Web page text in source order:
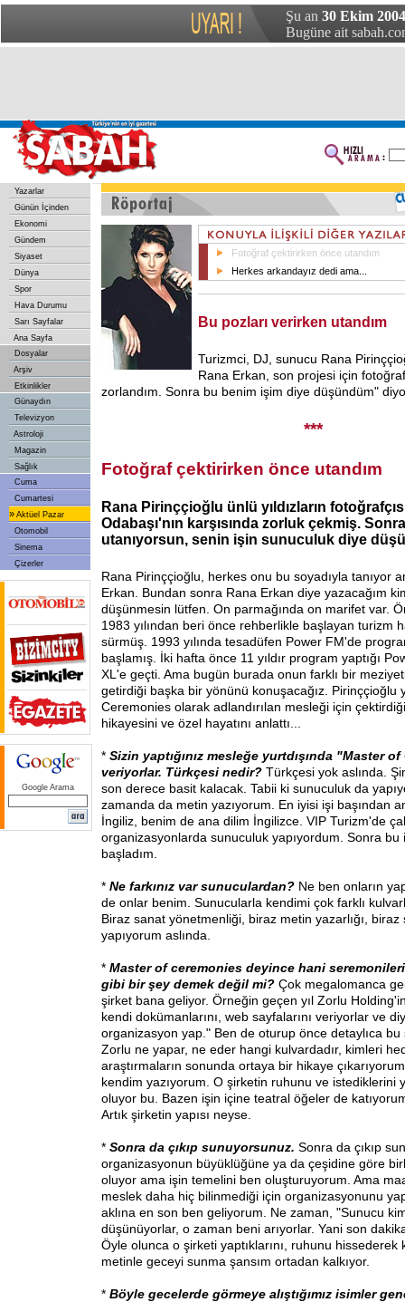
Şu an 30 Ekim
Bugüne ait
Yazarlar
Günün İçinden
Ekonomi
Gündem
Siyaset
Dünya
Spor
Hava Durumu
Sarı Sayfalar
Ana Sayfa
Dosyalar
Arşiv
Etkinlikler
Günaydın
Televizyon
Astroloji
Magazin
Sağlık
Cuma
Cumartesi
» Aktüel Pazar
Otomobil
Sinema
Çizerler
Google Arama
Fotoğraf çektirirken önce utandım
Herkes arkandayız dedi ama...
Bu pozları verirken utandım
Turizmci, DJ, sunucu Rana
Rana Erkan, son projesi için
zorlandım. Sonra bu benim işim diye düşündüm"
***
Fotoğraf çektirirken önce utandım
Rana Pirinççioğlu ünlü yıldızların
Odabaşı'nın karşısında zorluk çekmiş.
utanıyorsun, senin işin sunuculuk diye
Rana Pirinççioğlu, herkes onu bu soyadıyla tanıyor
Erkan. Bundan sonra Rana Erkan diye yazacağım
düşünmesin lütfen. On parmağında on marifet var.
1983 yılından beri önce rehberlikle başlayan turizm
sürmüş. 1993 yılında tesadüfen Power FM'de
başlamış. İki hafta önce 11 yıldır program yaptığı
XL'e geçti. Ama bugün burada onun farklı bir
getirdiği başka bir yönünü konuşacağız. Pirinççioğlu
Ceremonies olarak adlandırılan mesleği için
hikayesini ve özel hayatını anlattı...
* Sizin yaptığınız mesleğe yurtdışında "Master of
veriyorlar. Türkçesi nedir? Türkçesi yok aslında.
son derece basit kalacak. Tabii ki sunuculuk da
zamanda da metin yazıyorum. En iyisi işi başından
İngiliz, benim de ana dilim İngilizce. VIP Turizm'de
organizasyonlarda sunuculuk yapıyordum. Sonra bu
başladım.
* Ne farkınız var sunuculardan? Ne ben onların
de onlar benim. Sunucularla kendimi çok farklı
Biraz sanat yönetmenliği, biraz metin yazarlığı, biraz
yapıyorum aslında.
* Master of ceremonies deyince hani
gibi bir şey demek değil mi? Çok megalomanca
şirket bana geliyor. Örneğin geçen yıl Zorlu Holding'in
kendi dokümanlarını, web sayfalarını veriyorlar ve
organizasyon yap." Ben de oturup önce detaylıca bu
Zorlu ne yapar, ne eder hangi kulvardadır, kimleri
araştırmaların sonunda ortaya bir hikaye
kendim yazıyorum. O şirketin ruhunu ve istediklerini
oluyor bu. Bazen işin içine teatral öğeler de
Artık şirketin yapısı neyse.
* Sonra da çıkıp sunuyorsunuz. Sonra da çıkıp
organizasyonun büyüklüğüne ya da çeşidine göre
oluyor ama işin temelini ben oluşturuyorum. Ama
meslek daha hiç bilinmediği için organizasyonunu
aklına en son ben geliyorum. Ne zaman, "Sunucu
düşünüyorlar, o zaman beni arıyorlar. Yani son
Öyle olunca o şirketi yaptıklarını, ruhunu hissederek
metinle geceyi sunma şansım ortadan kalkıyor.
* Böyle gecelerde görmeye alıştığımız isimler